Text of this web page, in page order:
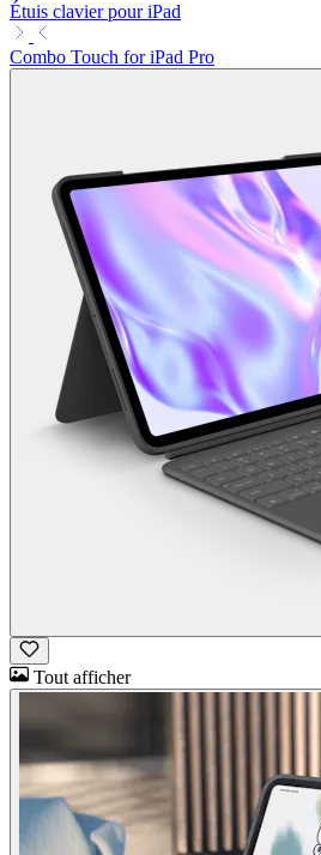
Étuis clavier pour iPad
Combo Touch for iPad Pro
Tout afficher